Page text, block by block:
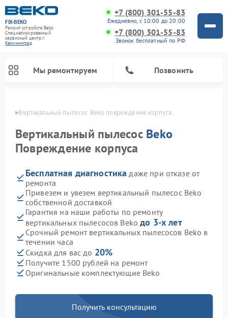
FIX-BEKO
Ремонт устройств Beko
Специализированный
cервисный центр г.
Калининград
+7 (800) 301-55-83
Ежедневно, с 10:00 до 20:00
+7 (800) 301-55-83
Звонок бесплатный по РФ
Мы ремонтируем Позвонить
Вертикальный пылесос Beko повреждение корпуса
Вертикальный пылесос Beko
Повреждение корпуса
Бесплатная диагностика даже при отказе от
ремонта
Привезем и увезем вертикальный пылесос Beko
собственной доставкой
Гарантия на наши работы по ремонту
вертикальных пылесосов Bekoдо 3-х лет
Срочный ремонт вертикальных пылесосов Beko в
течении часа
Скидка для вас до 20%
Получите 1500 рублей на ремонт
Оригинальные комплектующие Beko
Получить консультацию